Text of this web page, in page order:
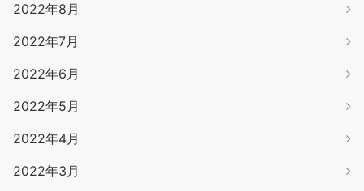
2022年8月
2022年7月
2022年6月
2022年5月
2022年4月
2022年3月